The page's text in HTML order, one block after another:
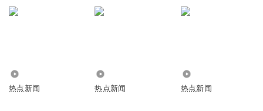
热点新闻 热点新闻 热点新闻